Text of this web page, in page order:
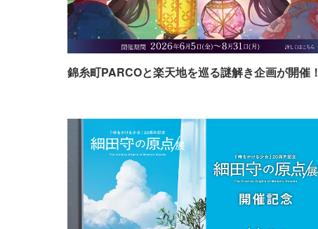
錦糸町PARCOと楽天地を巡る謎解き企画が開催！